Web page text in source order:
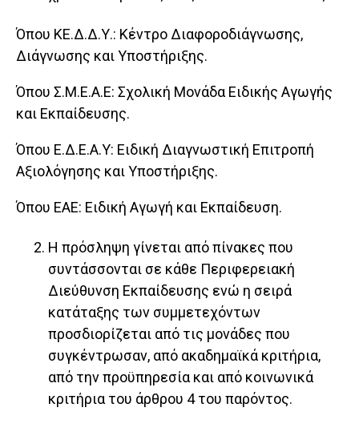
Όπου ΚΕ.Δ.Δ.Υ.: Κέντρο Διαφοροδιάγνωσης,
Διάγνωσης και Υποστήριξης.
Όπου Σ.Μ.Ε.Α.Ε: Σχολική Μονάδα Ειδικής Αγωγής
και Εκπαίδευσης.
Όπου Ε.Δ.Ε.Α.Υ: Ειδική Διαγνωστική Επιτροπή
Αξιολόγησης και Υποστήριξης.
Όπου ΕΑΕ: Ειδική Αγωγή και Εκπαίδευση.
Η πρόσληψη γίνεται από πίνακες που
συντάσσονται σε κάθε Περιφερειακή
Διεύθυνση Εκπαίδευσης ενώ η σειρά
κατάταξης των συμμετεχόντων
προσδιορίζεται από τις μονάδες που
συγκέντρωσαν, από ακαδημαϊκά κριτήρια,
από την προϋπηρεσία και από κοινωνικά
κριτήρια του άρθρου 4 του παρόντος.